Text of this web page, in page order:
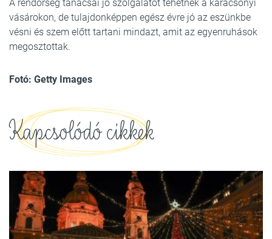
A rendőrség tanácsai jó szolgálatot tehetnek a karácsonyi
vásárokon, de tulajdonképpen egész évre jó az eszünkbe
vésni és szem előtt tartani mindazt, amit az egyenruhások
megosztottak.
Fotó: Getty Images
Kapcsolódó cikkek